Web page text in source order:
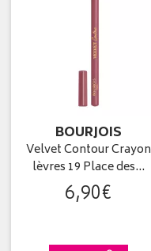
BOURJOIS
Velvet Contour Crayon
lèvres 19 Place des…
6,90€